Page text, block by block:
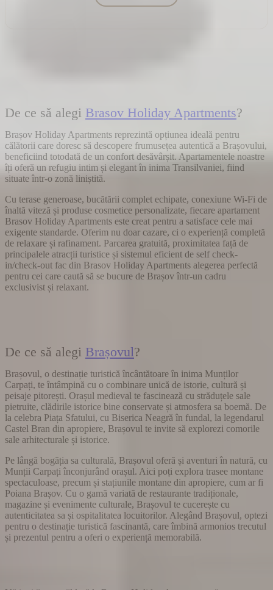
De ce să alegi Brasov Holiday Apartments?
Brașov Holiday Apartments reprezintă opțiunea ideală pentru
călătorii care doresc să descopere frumusețea autentică a Brașovului,
beneficiind totodată de un confort desăvârșit. Apartamentele noastre
îți oferă un refugiu intim și elegant în inima Transilvaniei, fiind
situate într-o zonă liniștită.
Cu terase generoase, bucătării complet echipate, conexiune Wi-Fi de
înaltă viteză și produse cosmetice personalizate, fiecare apartament
Brasov Holiday Apartments este creat pentru a satisface cele mai
exigente standarde. Oferim nu doar cazare, ci o experiență completă
de relaxare și rafinament. Parcarea gratuită, proximitatea față de
principalele atracții turistice și sistemul eficient de self check-
in/check-out fac din Brasov Holiday Apartments alegerea perfectă
pentru cei care caută să se bucure de Brașov într-un cadru
exclusivist și relaxant.
De ce să alegi Brașovul?
Brașovul, o destinație turistică încântătoare în inima Munților
Carpați, te întâmpină cu o combinare unică de istorie, cultură și
peisaje pitorești. Orașul medieval te fascinează cu străduțele sale
pietruite, clădirile istorice bine conservate și atmosfera sa boemă. De
la celebra Piața Sfatului, cu Biserica Neagră în fundal, la legendarul
Castel Bran din apropiere, Brașovul te invite să explorezi comorile
sale arhitecturale și istorice.
Pe lângă bogăția sa culturală, Brașovul oferă și aventuri în natură, cu
Munții Carpați înconjurând orașul. Aici poți explora trasee montane
spectaculoase, precum și stațiunile montane din apropiere, cum ar fi
Poiana Brașov. Cu o gamă variată de restaurante tradiționale,
magazine și evenimente culturale, Brașovul te cucerește cu
autenticitatea sa și ospitalitatea locuitorilor. Alegând Brașovul, optezi
pentru o destinație turistică fascinantă, care îmbină armonios trecutul
și prezentul pentru a oferi o experiență memorabilă.